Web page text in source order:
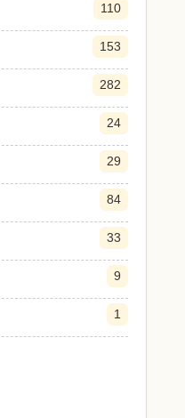
110
153
282
24
29
84
33
9
1